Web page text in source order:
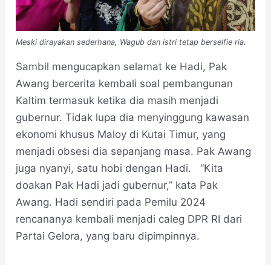
Meski dirayakan sederhana, Wagub dan istri tetap berselfie ria.
Sambil mengucapkan selamat ke Hadi, Pak
Awang bercerita kembali soal pembangunan
Kaltim termasuk ketika dia masih menjadi
gubernur. Tidak lupa dia menyinggung kawasan
ekonomi khusus Maloy di Kutai Timur, yang
menjadi obsesi dia sepanjang masa. Pak Awang
juga nyanyi, satu hobi dengan Hadi. “Kita
doakan Pak Hadi jadi gubernur,” kata Pak
Awang. Hadi sendiri pada Pemilu 2024
rencananya kembali menjadi caleg DPR RI dari
Partai Gelora, yang baru dipimpinnya.